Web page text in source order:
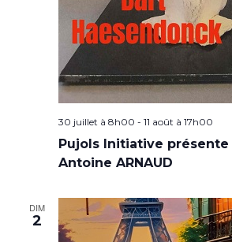
30 juillet à 8h00 - 11 août à 17h00
Pujols Initiative présente
Antoine ARNAUD
DIM
2